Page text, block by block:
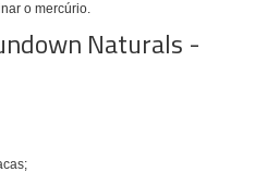
o mercúrio.
Naturals -